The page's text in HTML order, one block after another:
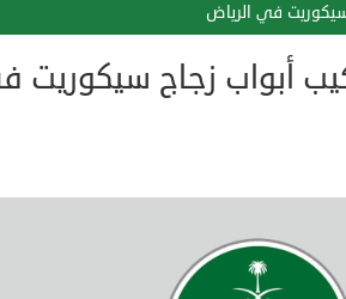
في الرياض
أبواب زجاج سيكوريت